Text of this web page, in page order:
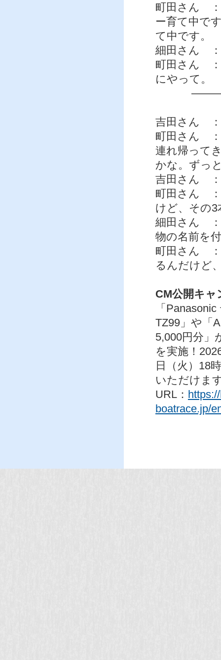
町田さん ：
ー育て中で
て中です。
細田さん ：
町田さん ：
にやって。
吉田さん ：
町田さん ：
連れ帰って
かな。ずっ
吉田さん ：
町田さん ：
けど、その3
細田さん ：
物の名前を
町田さん ：
るんだけど
CM公開キャ
「
TZ99」や「
5,000円分」
を実施！
日（火）18
いただけま
URL：
boatrace.jp/